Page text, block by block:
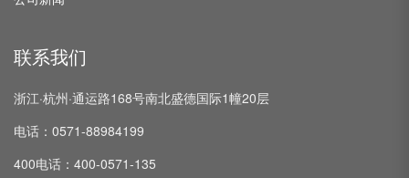
联系我们
浙江·杭州·通运路168号南北盛德国际1幢20层
电话：0571-88984199
400电话：400-0571-135